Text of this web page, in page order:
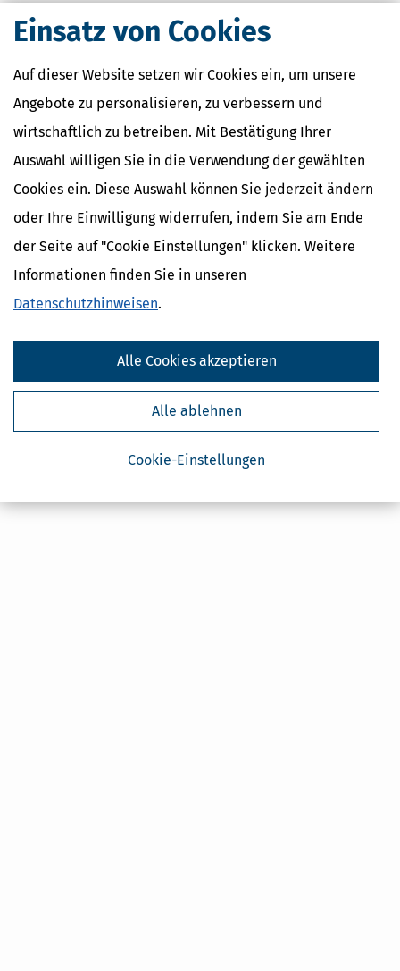
Einsatz von Cookies
Auf dieser Website setzen wir Cookies ein, um unsere
Angebote zu personalisieren, zu verbessern und
wirtschaftlich zu betreiben. Mit Bestätigung Ihrer
Auswahl willigen Sie in die Verwendung der gewählten
Cookies ein. Diese Auswahl können Sie jederzeit ändern
oder Ihre Einwilligung widerrufen, indem Sie am Ende
der Seite auf "Cookie Einstellungen" klicken. Weitere
Informationen finden Sie in unseren
Datenschutzhinweisen.
Cookie-Einstellungen
Alle ablehnen
Alle Cookies akzeptieren
Kostenlose Steuertipps & News
Absenden
Steuertipps Selbstständige
Ja, ich möchte die kostenlosen Newsletter
von Steuertipps abonnieren. Die